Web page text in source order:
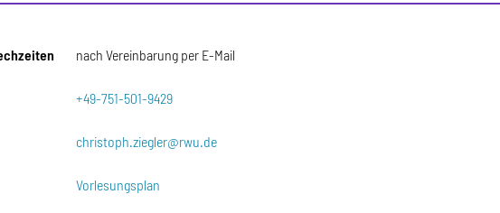
nach Vereinbarung per E-Mail
+49-751-501-9429
christoph.ziegler@rwu.de
Vorlesungsplan